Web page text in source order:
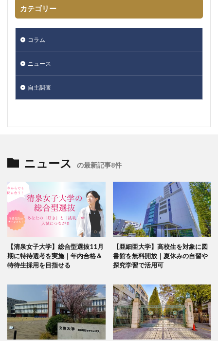
カテゴリー
コラム
ニュース
自主調査
ニュース の最新記事8件
【清泉女子大学】総合型選抜11月
期に特待選考を実施｜年内合格＆
特待生採用を目指せる
【亜細亜大学】高校生を対象に図
書館を無料開放｜夏休みの自習や
探究学習で活用可